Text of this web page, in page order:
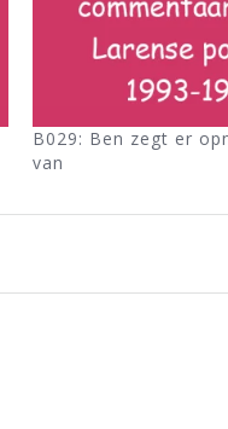
B029: Ben zegt er
van